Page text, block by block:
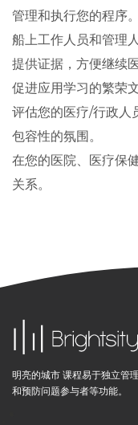
管理和执行您的程序。
船上工作人员和管理人
提供证据，方便继续
促进应用学习的繁荣文
评估您的医疗/行政人
包容性的氛围。
在您的医院、医疗保
关系。
明亮的城市 课程易于独立管
和预防问题参与者等功能。